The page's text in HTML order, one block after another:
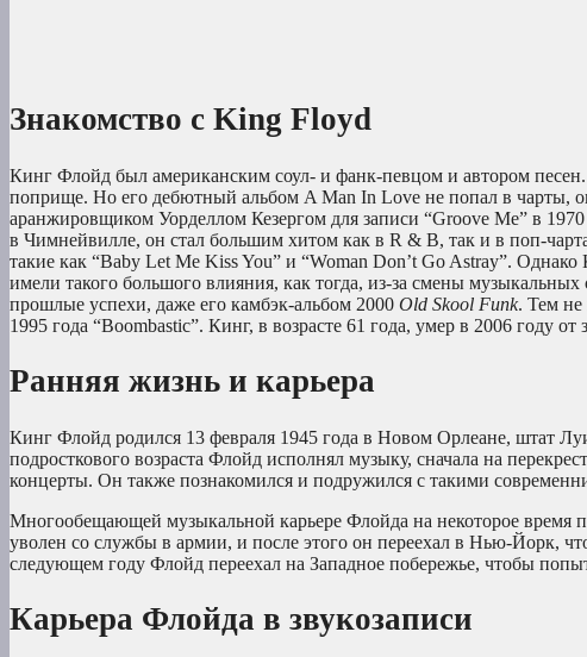
Знакомство с King Floyd
Кинг Флойд был американским соул- и фанк-певцом и автором
поприще. Но его дебютный альбом A Man In Love не попал в чарты,
аранжировщиком Уорделлом Кезергом для записи “Groove Me” в
в Чимнейвилле, он стал большим хитом как в R & B, так и в поп-
такие как “Baby Let Me Kiss You” и “Woman Don’t Go Astray”.
имели такого большого влияния, как тогда, из-за смены
прошлые успехи, даже его камбэк-альбом 2000 Old Skool Funk. Тем не
1995 года “Boombastic”. Кинг, в возрасте 61 года, умер в 2006 году от
Ранняя жизнь и карьера
Кинг Флойд родился 13 февраля 1945 года в Новом Орлеане, штат
подросткового возраста Флойд исполнял музыку, сначала на
концерты. Он также познакомился и подружился с такими
Многообещающей музыкальной карьере Флойда на некоторое время
уволен со службы в армии, и после этого он переехал в Нью-Йорк,
следующем году Флойд переехал на Западное побережье, чтобы
Карьера Флойда в звукозаписи